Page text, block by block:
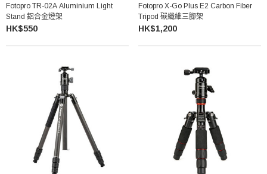
Fotopro TR-02A Aluminium Light
Stand 鋁合金燈架
HK$550
Fotopro X-Go Plus E2 Carbon Fiber
Tripod 碳纖維三腳架
HK$1,200